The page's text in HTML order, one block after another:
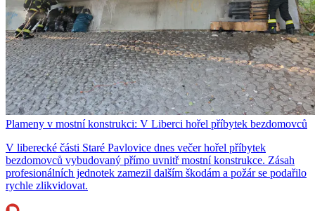
Plameny v mostní konstrukci: V Liberci hořel příbytek bezdomovců
V liberecké části Staré Pavlovice dnes večer hořel příbytek
bezdomovců vybudovaný přímo uvnitř mostní konstrukce. Zásah
profesionálních jednotek zamezil dalším škodám a požár se podařilo
rychle zlikvidovat.